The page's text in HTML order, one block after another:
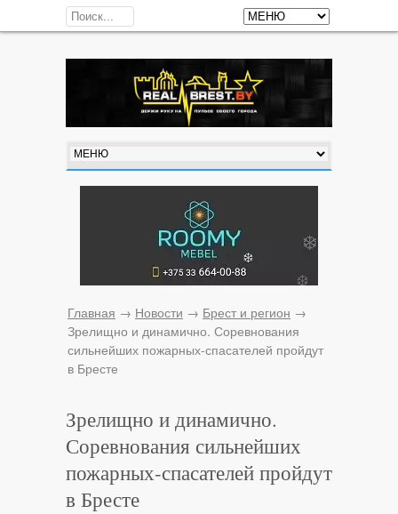
Главная → Новости → Брест и регион →
Зрелищно и динамично. Соревнования
сильнейших пожарных-спасателей пройдут
в Бресте
Зрелищно и динамично.
Соревнования сильнейших
пожарных-спасателей пройдут
в Бресте